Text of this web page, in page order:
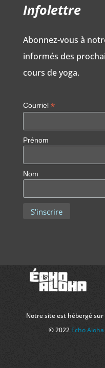
Infolettre
Abonnez-vous à
informés des
cours de yoga.
Courriel *
Prénom
Nom
Notre site est hébergé
© 2022 Echo Aloha